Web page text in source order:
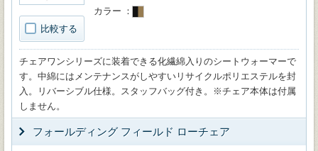
比較する
カラー
チェアワンシリーズに装着できる化繊綿入りのシートウォーマーで
す。中綿にはメンテナンスがしやすいリサイクルポリエステルを封
入。リバーシブル仕様。スタッフバッグ付き。※チェア本体は付属
しません。
フォールディング フィールド ローチェア